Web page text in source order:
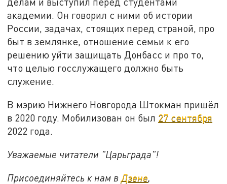
академии. Он говорил с ними об истории
России, задачах, стоящих перед страной, про
быт в землянке, отношение семьи к его
решению уйти защищать Донбасс и про то,
что целью госслужащего должно быть
служение.
В мэрию Нижнего Новгорода Штокман пришёл
в 2020 году. Мобилизован он был 27 сентября
2022 года.
Уважаемые читатели "Царьграда"!
Присоединяйтесь к нам в Дзене